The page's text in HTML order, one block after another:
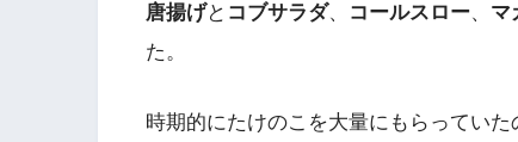
唐揚げと コブサラダ、 コールスロー、 マ
た。
時期的にたけのこを大量にもらってい